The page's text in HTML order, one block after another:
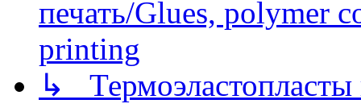
печать/Glues, polymer
printing
↳